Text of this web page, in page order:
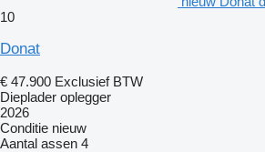
10
Donat
€ 47.900 Exclusief BTW
Dieplader oplegger
2026
Conditie nieuw
Aantal assen 4